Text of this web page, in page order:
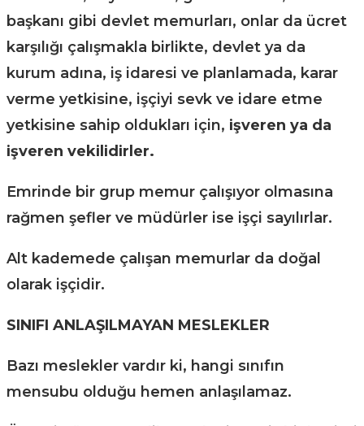
başkanı gibi devlet memurları, onlar da ücret
karşılığı çalışmakla birlikte, devlet ya da
kurum adına, iş idaresi ve planlamada, karar
verme yetkisine, işçiyi sevk ve idare etme
yetkisine sahip oldukları için, işveren ya da
işveren vekilidirler.
Emrinde bir grup memur çalışıyor olmasına
rağmen şefler ve müdürler ise işçi sayılırlar.
Alt kademede çalışan memurlar da doğal
olarak işçidir.
SINIFI ANLAŞILMAYAN MESLEKLER
Bazı meslekler vardır ki, hangi sınıfın
mensubu olduğu hemen anlaşılamaz.